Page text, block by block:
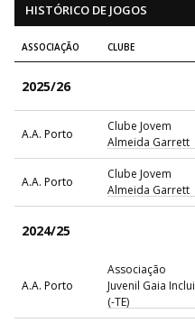
HISTÓRICO DE JOGOS
ASSOCIAÇÃO CLUBE
2025/26
A.A. Porto
Clube Jovem
Almeida Garrett
A.A. Porto
Clube Jovem
Almeida Garrett
2024/25
A.A. Porto
Associação
Juvenil Gaia Inclui
(-TE)